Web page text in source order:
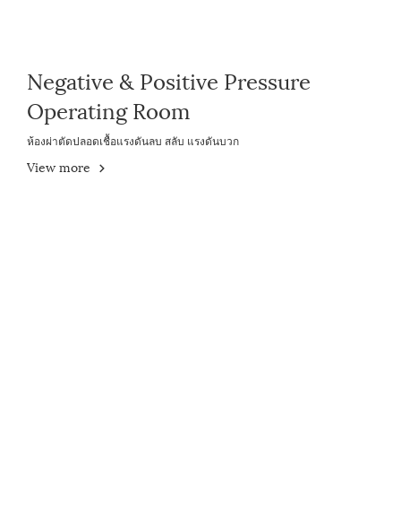
Negative & Positive Pressure
Operating Room
ห้องผ่าตัดปลอดเชื้อแรงดันลบ สลับ แรงดันบวก
View more